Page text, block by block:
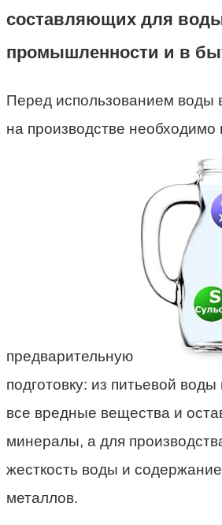
составляющих для
промышленности и в
Перед использованием воды
на производстве необходимо
предварительную
подготовку: из питьевой
все вредные вещества и
минералы, а для
жесткость воды и
металлов.